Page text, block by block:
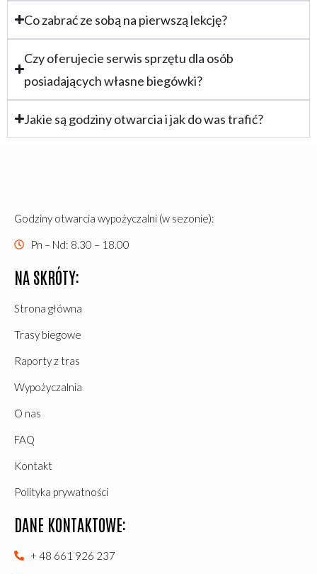
Co zabrać ze sobą na pierwszą lekcję?
Czy oferujecie serwis sprzętu dla osób
posiadających własne biegówki?
Jakie są godziny otwarcia i jak do was trafić?
Godziny otwarcia wypożyczalni (w sezonie):
Pn – Nd: 8.30 – 18.00
NA SKRÓTY:
Strona główna
Trasy biegowe
Raporty z tras
Wypożyczalnia
O nas
FAQ
Kontakt
Polityka prywatności
DANE KONTAKTOWE:
+ 48 661 926 237